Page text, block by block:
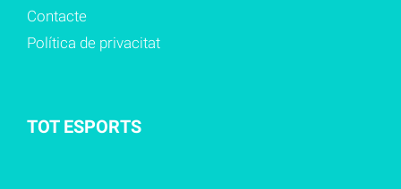
Contacte
Política de privacitat
TOT ESPORTS